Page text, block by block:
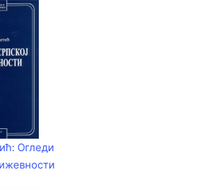
Огледи